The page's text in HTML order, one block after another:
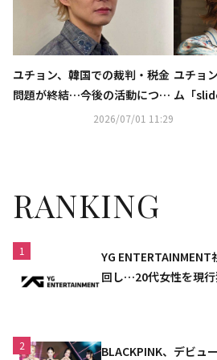
ユチョン、韓国での裁判・税金
問題が終結…今後の活動につい
て本人がコメント2026/07/01 11:29
ユチョ
ム「
RANKING
1
YG
回し…20代女性を現
2
BLACKPINK、デビュ